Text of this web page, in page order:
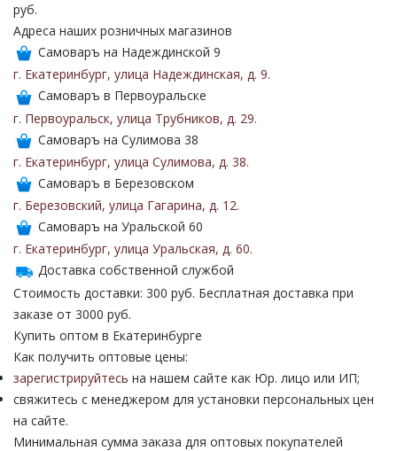
руб.
Адреса наших розничных магазинов
Самоваръ на Надеждинской 9
г. Екатеринбург, улица Надеждинская, д. 9.
Самоваръ в Первоуральске
г. Первоуральск, улица Трубников, д. 29.
Самоваръ на Сулимова 38
г. Екатеринбург, улица Сулимова, д. 38.
Самоваръ в Березовском
г. Березовский, улица Гагарина, д. 12.
Самоваръ на Уральской 60
г. Екатеринбург, улица Уральская, д. 60.
Доставка собственной службой
Стоимость доставки: 300 руб. Бесплатная доставка при
заказе от 3000 руб.
Купить оптом в Екатеринбурге
Как получить оптовые цены:
зарегистрируйтесь на нашем сайте как Юр. лицо или ИП;
свяжитесь с менеджером для установки персональных цен
на сайте.
Минимальная сумма заказа для оптовых покупателей